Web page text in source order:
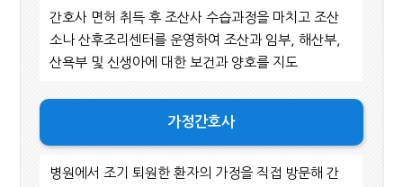
간호사 면허 취득 후 조산사 수습과정을 마치고 조산
소나 산후조리센터를 운영하여 조산과 임부, 해산부,
산욕부 및 신생아에 대한 보건과 양호를 지도
가정간호사
병원에서 조기 퇴원한 환자의 가정을 직접 방문해 간